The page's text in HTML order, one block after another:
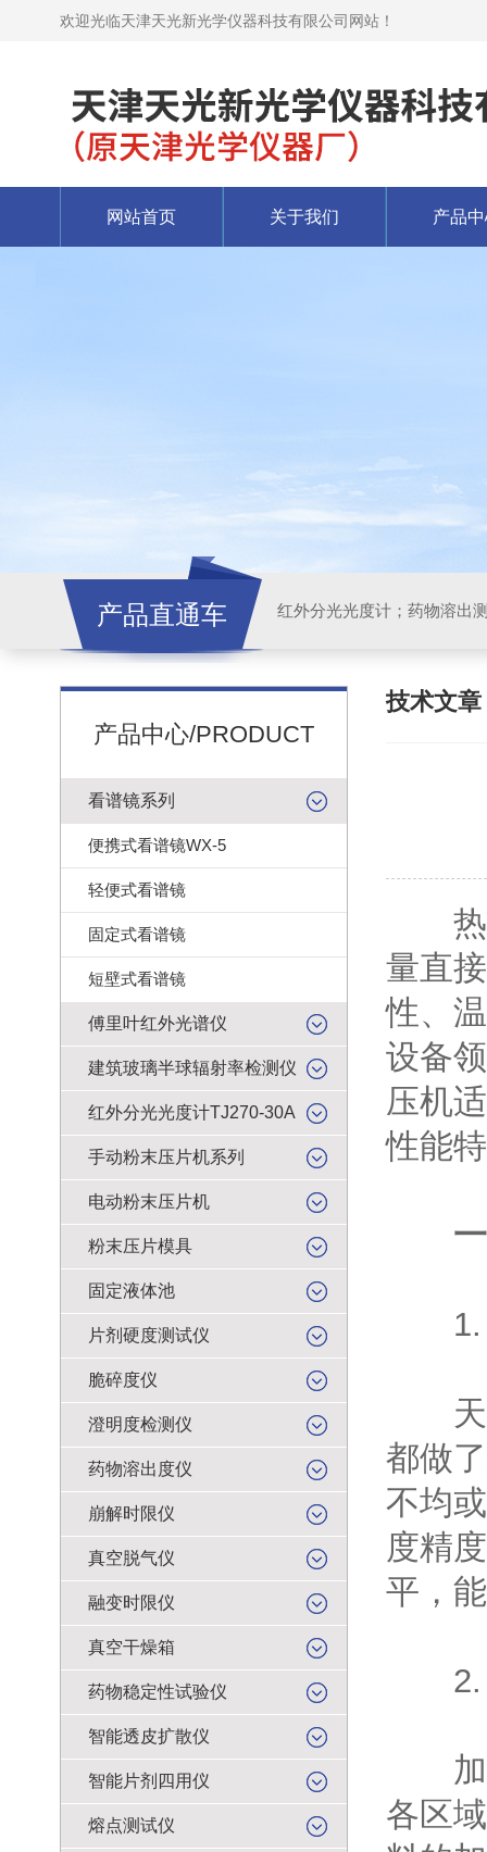
欢迎光临天津天光新光学仪器科技有限公司网站！
网站首页 关于我们 产品
产品直通车 红外分光光度计；药物溶出
产品中心/PRODUCT
看谱镜系列
便携式看谱镜WX-5
轻便式看谱镜
固定式看谱镜
短壁式看谱镜
傅里叶红外光谱仪
建筑玻璃半球辐射率检测仪
红外分光光度计TJ270-30A
手动粉末压片机系列
电动粉末压片机
粉末压片模具
固定液体池
片剂硬度测试仪
脆碎度仪
澄明度检测仪
药物溶出度仪
崩解时限仪
真空脱气仪
融变时限仪
真空干燥箱
药物稳定性试验仪
智能透皮扩散仪
智能片剂四用仪
熔点测试仪
技术文章
热压
量直
性、
设备
压机
性能
一、
1.
天津
都做
不均
度精
平，
2.
加热
各区